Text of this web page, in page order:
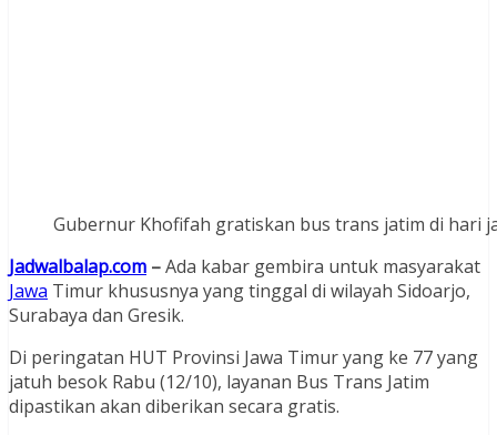
Gubernur Khofifah gratiskan bus trans jatim di hari
Jadwalbalap.com –Ada kabar gembira untuk masyarakat
Jawa Timur khususnya yang tinggal di wilayah Sidoarjo,
Surabaya dan Gresik.
Di peringatan HUT Provinsi Jawa Timur yang ke 77 yang
jatuh besok Rabu (12/10), layanan Bus Trans Jatim
dipastikan akan diberikan secara gratis.